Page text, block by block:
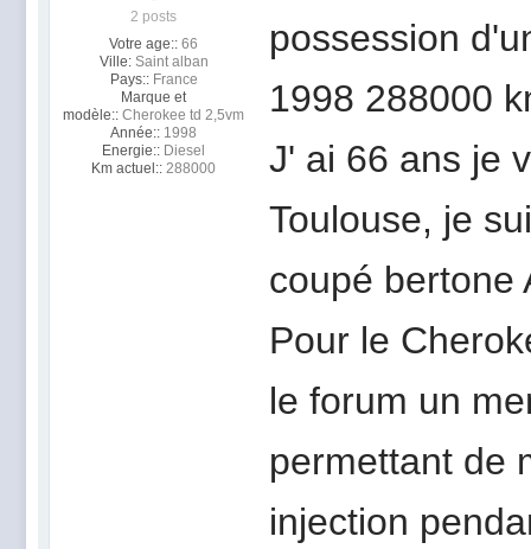
2 posts
Votre age:: 66
Ville: Saint alban
Pays:: France
Marque et
modèle:: Cherokee td 2,5vm
Année:: 1998
Energie:: Diesel
Km actuel:: 288000
possession
1998 288000
J' ai 66 ans je
Toulouse, je
coupé bertone
Pour le
le forum un
permettant de
injection